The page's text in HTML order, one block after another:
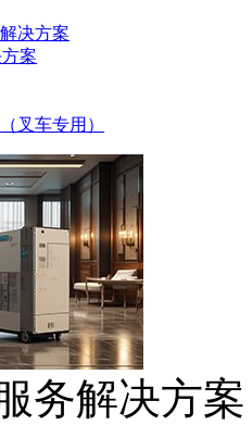
决方案
案
叉车专用）
务解决方案